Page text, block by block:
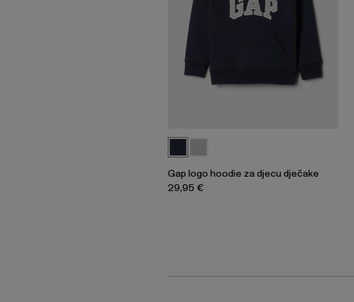
Gap logo hoodie za djecu dječake
29,95 €